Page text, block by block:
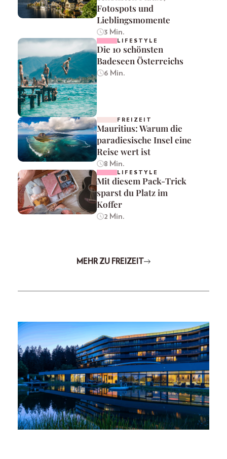
Fotospots und
Lieblingsmomente
3 Min.
LIFESTYLE
Die 10 schönsten
Badeseen Österreichs
6 Min.
FREIZEIT
Mauritius: Warum die
paradiesische Insel eine
Reise wert ist
8 Min.
LIFESTYLE
Mit diesem Pack-Trick
sparst du Platz im
Koffer
2 Min.
MEHR ZU FREIZEIT